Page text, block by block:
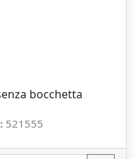
bocchetta
521555